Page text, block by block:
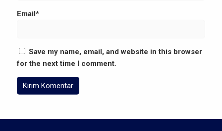
Email*
Save my name, email, and website in this browser
for the next time I comment.